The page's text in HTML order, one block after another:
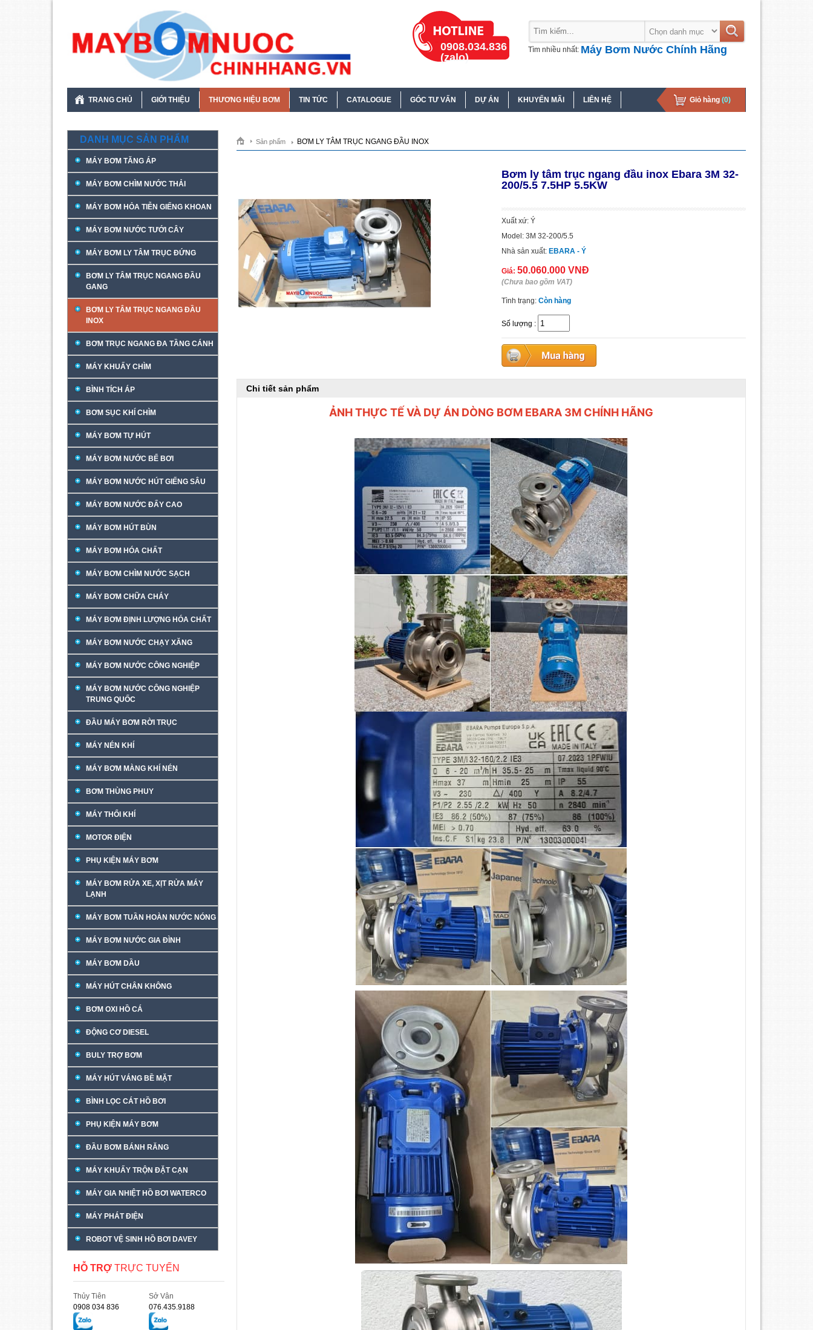
Tìm nhiều nhất: Máy Bơm Nước Chính Hãng
0908.034.836
(zalo)
TRANG CHỦ GIỚI THIỆU THƯƠNG HIỆU BƠM TIN TỨC CATALOGUE GÓC TƯ VẤN DỰ ÁN KHUYẾN MÃI LIÊN HỆ Giỏ hàng (0)
DANH MỤC SẢN PHẨM
MÁY BƠM TĂNG ÁP
MÁY BƠM CHÌM NƯỚC THẢI
MÁY BƠM HỎA TIỄN GIẾNG KHOAN
MÁY BƠM NƯỚC TƯỚI CÂY
MÁY BƠM LY TÂM TRỤC ĐỨNG
BƠM LY TÂM TRỤC NGANG ĐẦU
GANG
BƠM LY TÂM TRỤC NGANG ĐẦU
INOX
BƠM TRỤC NGANG ĐA TẦNG CÁNH
MÁY KHUẤY CHÌM
BÌNH TÍCH ÁP
BƠM SỤC KHÍ CHÌM
MÁY BƠM TỰ HÚT
MÁY BƠM NƯỚC BỂ BƠI
MÁY BƠM NƯỚC HÚT GIẾNG SÂU
MÁY BƠM NƯỚC ĐẨY CAO
MÁY BƠM HÚT BÙN
MÁY BƠM HÓA CHẤT
MÁY BƠM CHÌM NƯỚC SẠCH
MÁY BƠM CHỮA CHÁY
MÁY BƠM ĐỊNH LƯỢNG HÓA CHẤT
MÁY BƠM NƯỚC CHẠY XĂNG
MÁY BƠM NƯỚC CÔNG NGHIỆP
MÁY BƠM NƯỚC CÔNG NGHIỆP
TRUNG QUỐC
ĐẦU MÁY BƠM RỜI TRỤC
MÁY NÉN KHÍ
MÁY BƠM MÀNG KHÍ NÉN
BƠM THÙNG PHUY
MÁY THỔI KHÍ
MOTOR ĐIỆN
PHỤ KIỆN MÁY BƠM
MÁY BƠM RỬA XE, XỊT RỬA MÁY
LẠNH
MÁY BƠM TUẦN HOÀN NƯỚC NÓNG
MÁY BƠM NƯỚC GIA ĐÌNH
MÁY BƠM DẦU
MÁY HÚT CHÂN KHÔNG
BƠM OXI HỒ CÁ
ĐỘNG CƠ DIESEL
BULY TRỢ BƠM
MÁY HÚT VÁNG BỀ MẶT
BÌNH LỌC CÁT HỒ BƠI
PHỤ KIỆN MÁY BƠM
ĐẦU BƠM BÁNH RĂNG
MÁY KHUẤY TRỘN ĐẶT CẠN
MÁY GIA NHIỆT HỒ BƠI WATERCO
MÁY PHÁT ĐIỆN
ROBOT VỆ SINH HỒ BƠI DAVEY
HỖ TRỢ TRỰC TUYẾN
Thủy Tiên
0908 034 836
Sở Vân
076.435.9188
Sản phẩm BƠM LY TÂM TRỤC NGANG ĐẦU INOX
Bơm ly tâm trục ngang đầu inox Ebara 3M 32-
200/5.5 7.5HP 5.5KW
Xuất xứ: Ý
Model: 3M 32-200/5.5
Nhà sản xuất: EBARA - Ý
Giá: 50.060.000 VNĐ
(Chưa bao gồm VAT)
Tình trạng: Còn hàng
Số lượng :
Chi tiết sản phẩm
ẢNH THỰC TẾ VÀ DỰ ÁN DÒNG BƠM EBARA 3M CHÍNH HÃNG